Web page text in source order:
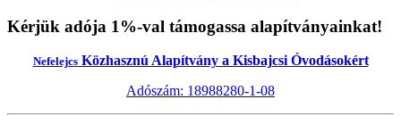
Kérjük adója 1%-val támogassa alapítványainkat!
NefelejcsKözhasznú Alapítvány a Kisbajcsi Óvodásokért
Adószám: 18988280-1-08